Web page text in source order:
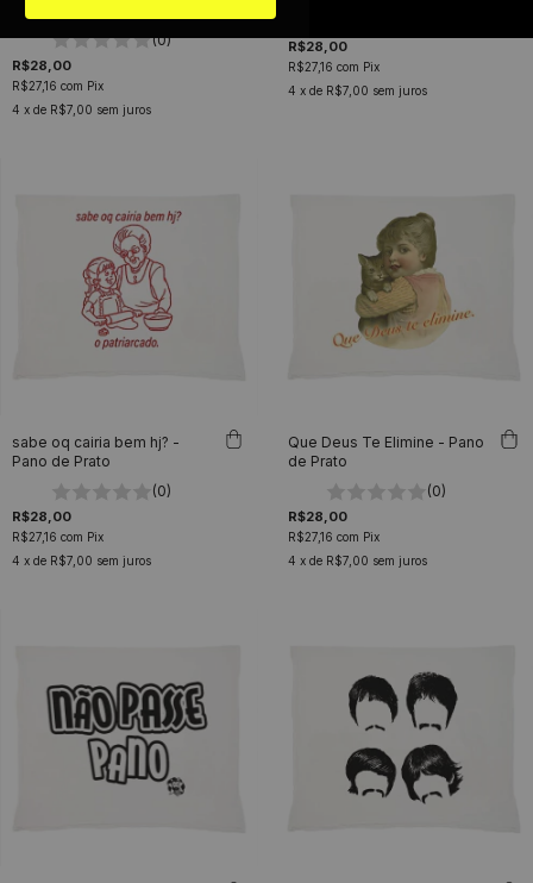
(0)
R$28,00
R$27,16 com Pix
4 x de R$7,00 sem juros
R$28,00
R$27,16 com Pix
4 x de R$7,00 sem juros
sabe oq cairia bem hj? -
Pano de Prato
(0)
R$28,00
R$27,16 com Pix
4 x de R$7,00 sem juros
Que Deus Te Elimine - Pano
de Prato
(0)
R$28,00
R$27,16 com Pix
4 x de R$7,00 sem juros